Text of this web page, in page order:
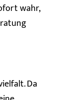
wahr,
Da